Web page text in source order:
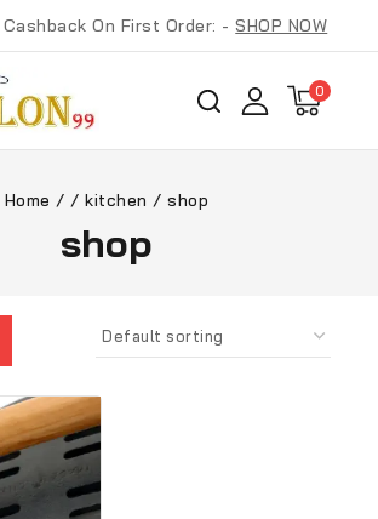
On First Order: -SHOP NOW
0
Home / / kitchen / shop
shop